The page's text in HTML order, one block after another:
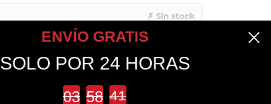
✗ Sin stock
ENVÍO GRATIS
SOLO POR 24 HORAS
Countdown ends in: